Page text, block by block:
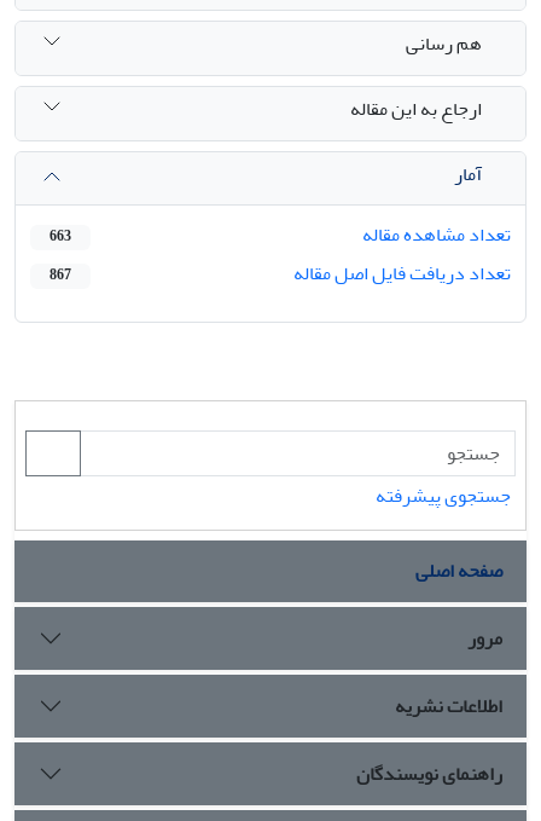
هم رسانی
ارجاع به این مقاله
آمار
تعداد مشاهده مقاله
663
تعداد دریافت فایل اصل مقاله 867
جستجوی پیشرفته
صفحه اصلی
مرور
اطلاعات نشریه
راهنمای نویسندگان